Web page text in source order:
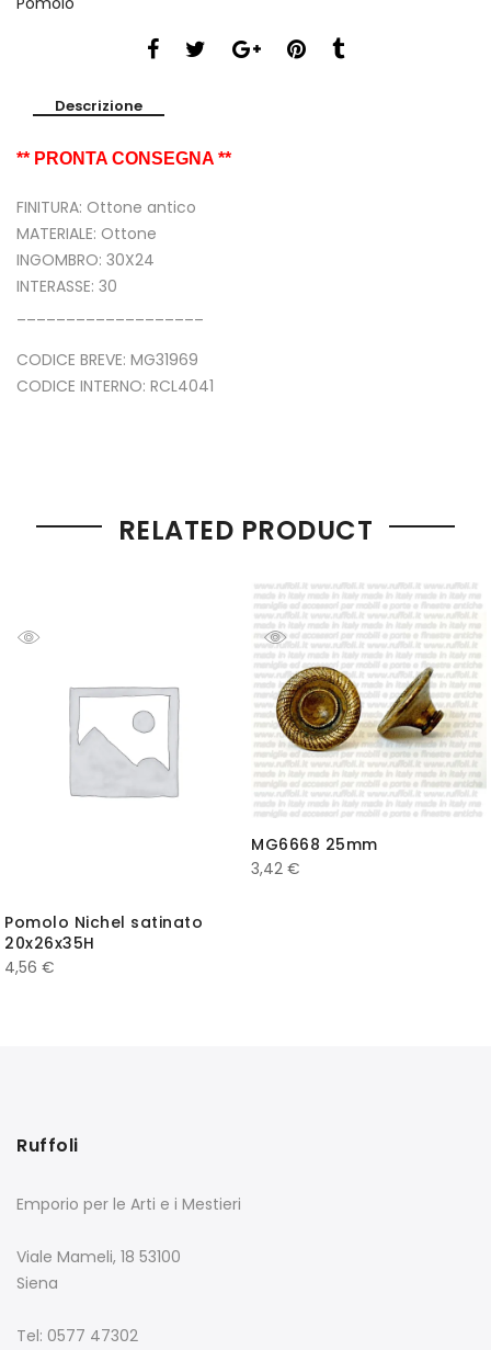
Descrizione
** PRONTA CONSEGNA **
FINITURA: Ottone antico
MATERIALE: Ottone
INGOMBRO: 30X24
INTERASSE: 30
CODICE BREVE: MG31969
CODICE INTERNO: RCL4041
RELATED PRODUCT
Pomolo Nichel satinato
20x26x35H
4,56 €
MG6668 25mm
3,42 €
Ruffoli
Emporio per le Arti e i Mestieri
Viale Mameli, 18 53100
Siena
Tel: 0577 47302